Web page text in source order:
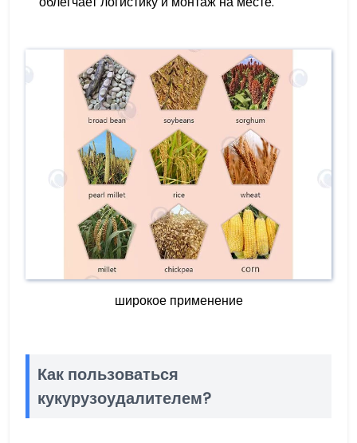
широкое применение
Как пользоваться
кукурузоудалителем?